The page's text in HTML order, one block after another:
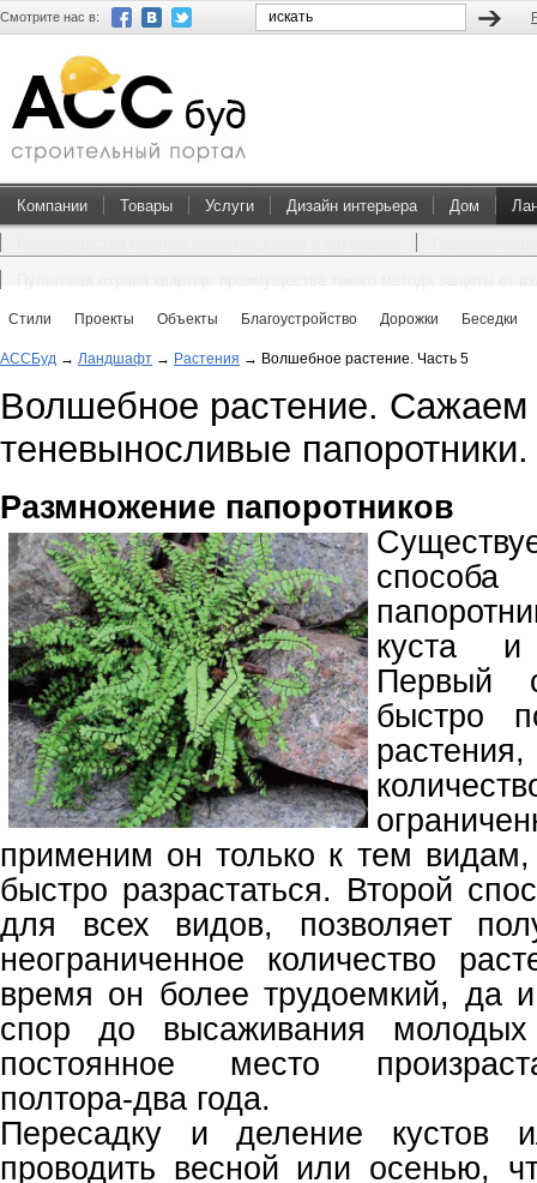
Смотрите нас в:
Компании Товары Услуги Дизайн интерьера Дом
Стили Проекты Объекты Благоустройство Дорожки Беседки
АССБуд → Ландшафт → Растения → Волшебное растение. Часть 5
Волшебное растение. Сажаем
теневыносливые
Размножение папоротников
куста
Первый
быстро
применим он только к тем
быстро разрастаться. Второй
для всех видов, позволяет
неограниченное количество
время он более трудоемкий, да
спор до высаживания молодых
постоянное место
полтора-два года.
Пересадку и деление кустов
проводить весной или осенью,